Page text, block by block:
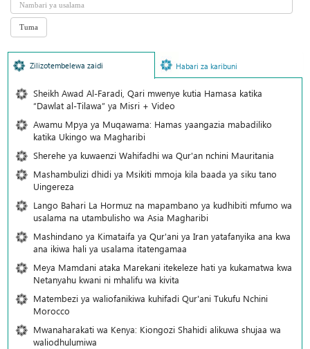
Zilizotembelewa zaidi Habari za karibuni
Sheikh Awad Al-Faradi, Qari mwenye kutia Hamasa katika
“Dawlat al-Tilawa” ya Misri + Video
Awamu Mpya ya Muqawama: Hamas yaangazia mabadiliko
katika Ukingo wa Magharibi
Sherehe ya kuwaenzi Wahifadhi wa Qur'an nchini Mauritania
Mashambulizi dhidi ya Msikiti mmoja kila baada ya siku tano
Uingereza
Lango Bahari La Hormuz na mapambano ya kudhibiti mfumo wa
usalama na utambulisho wa Asia Magharibi
Mashindano ya Kimataifa ya Qur'ani ya Iran yatafanyika ana kwa
ana ikiwa hali ya usalama itatengamaa
Meya Mamdani ataka Marekani itekeleze hati ya kukamatwa kwa
Netanyahu kwani ni mhalifu wa kivita
Matembezi ya waliofanikiwa kuhifadi Qur'ani Tukufu Nchini
Morocco
Mwanaharakati wa Kenya: Kiongozi Shahidi alikuwa shujaa wa
waliodhulumiwa